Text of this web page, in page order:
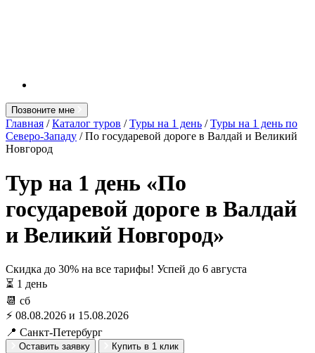
Позвоните мне
Главная /Каталог туров /Туры на 1 день /Туры на 1 день по
Северо-Западу / По государевой дороге в Валдай и Великий
Новгород
Тур на 1 день «По
государевой дороге в Валдай
и Великий Новгород»
Скидка до 30% на все тарифы! Успей до 6 августа
⏳ 1 день
📆 сб
⚡ 08.08.2026 и 15.08.2026
📍 Санкт-Петербург
Оставить заявку Купить в 1 клик